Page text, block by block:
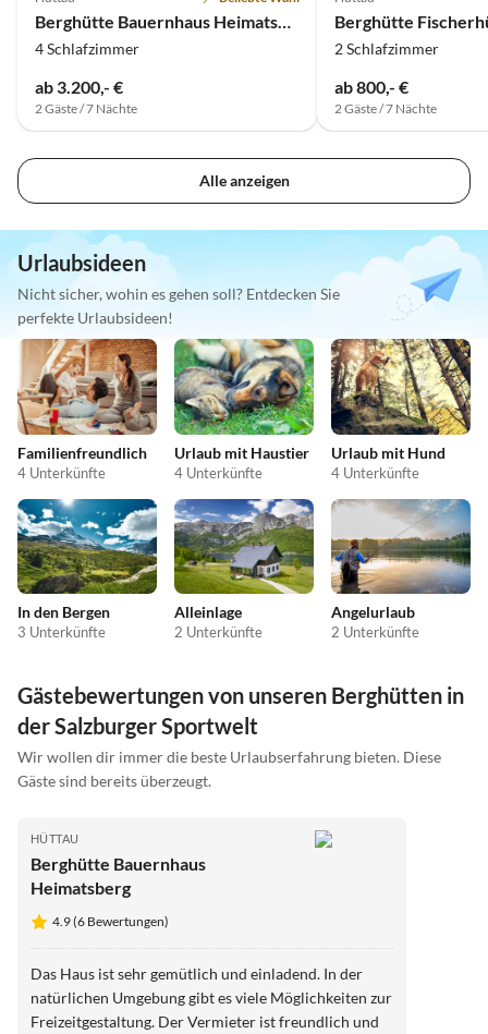
4 Schlafzimmer
ab 3.200,- €
2 Gäste / 7 Nächte
Berghütte
2 Schlafzimmer
ab 800,- €
2 Gäste / 7 Nächte
Alle anzeigen
Urlaubsideen
Nicht sicher, wohin es gehen soll? Entdecken Sie
perfekte Urlaubsideen!
Familienfreundlich
4 Unterkünfte
Urlaub mit Haustier
4 Unterkünfte
Urlaub mit Hund
4 Unterkünfte
In den Bergen
3 Unterkünfte
Alleinlage
2 Unterkünfte
Angelurlaub
2 Unterkünfte
Gästebewertungen von unseren Berghütten in
der Salzburger Sportwelt
Wir wollen dir immer die beste Urlaubserfahrung bieten. Diese
Gäste sind bereits überzeugt.
HÜTTAU
Berghütte Bauernhaus
Heimatsberg
4.9 (6 Bewertungen)
Das Haus ist sehr gemütlich und einladend. In der
natürlichen Umgebung gibt es viele Möglichkeiten zur
Freizeitgestaltung. Der Vermieter ist freundlich und